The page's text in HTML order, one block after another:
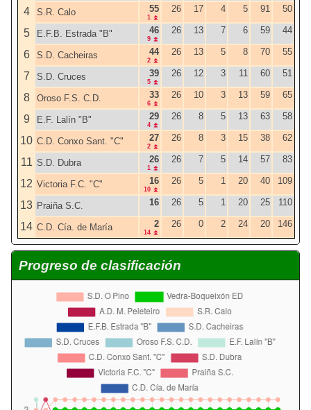
4 S.R. Calo 55
1
26 17 4 5 91 50
5 E.F.B. Estrada "B" 46
9
26 13 7 6 59 44
6 S.D. Cacheiras 44
2
26 13 5 8 70 55
7 S.D. Cruces 39
5
26 12 3 11 60 51
8 Oroso F.S. C.D. 33
6
26 10 3 13 59 65
9 E.F. Lalín "B" 29
4
26 8 5 13 63 58
10 C.D. Conxo Sant. "C" 27
2
26 8 3 15 38 62
11 S.D. Dubra 26
1
26 7 5 14 57 83
12 Victoria F.C. "C" 16
10
26 5 1 20 40 109
13 Praiña S.C. 16 26 5 1 20 25 110
14 C.D. Cía. de María 2
14
26 0 2 24 20 146
Progreso de clasificación